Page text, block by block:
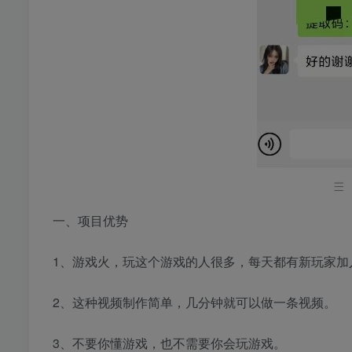
一、项目优势
1、游戏火，玩这个游戏的人很多，每天都有新玩家
2、这种视频制作简单，几分钟就可以做一条视频。
3、不要你懂游戏，也不需要你会玩游戏。